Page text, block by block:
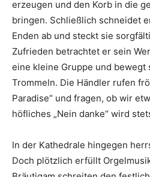
erzeugen und den Korb in die
bringen. Schließlich schneidet
Enden ab und steckt sie
Zufrieden betrachtet er sein
eine kleine Gruppe und bewegt
Trommeln. Die Händler rufen
Paradise“ und fragen, ob wir
höfliches „Nein danke“ wird
In der Kathedrale hingegen
Doch plötzlich erfüllt